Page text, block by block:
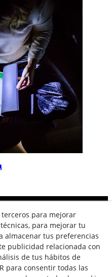
para mejorar
para mejorar tu
almacenar tus preferencias
publicidad relacionada con
de tus hábitos de
para consentir todas las